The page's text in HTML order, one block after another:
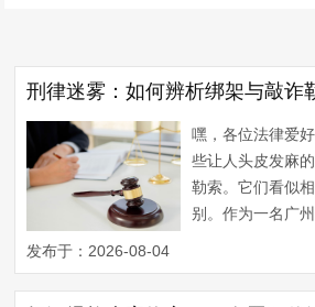
刑律迷雾：如何辨析绑架与敲诈
嘿，各位法律爱
些让人头皮发麻
勒索。它们看似
别。作为一名广
是见过不少这类
聊聊如何在这两
先，咱们得弄清
发布于：2026-08-04